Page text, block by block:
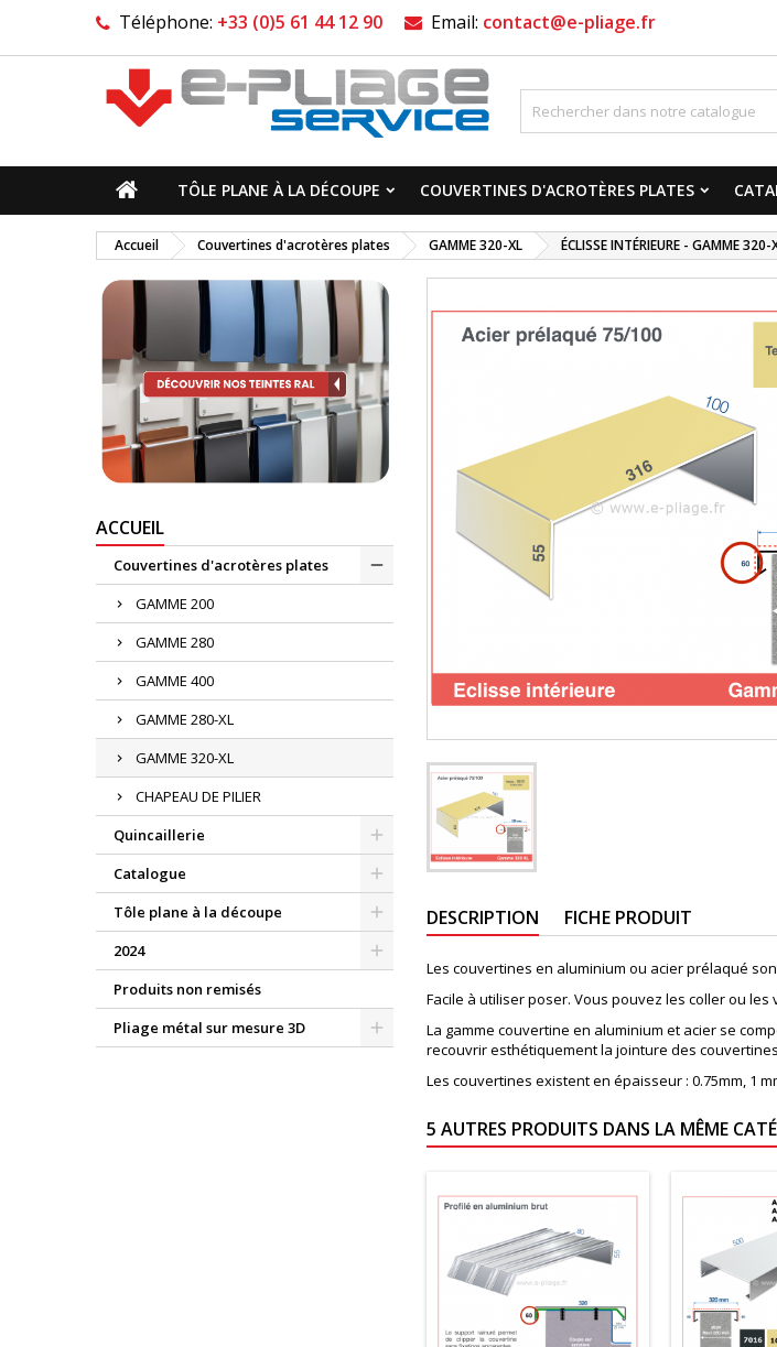
Téléphone: +33 (0)5 61 44 12 90 Email: contact@e-pliage.fr
TÔLE PLANE À LA DÉCOUPE COUVERTINES D'ACROTÈRES PLATES
Accueil Couvertines d'acrotères plates GAMME 320-XL ÉCLISSE INTÉRIEURE - GAMME 320-
ACCUEIL
Couvertines d'acrotères plates
GAMME 200
GAMME 280
GAMME 400
GAMME 280-XL
GAMME 320-XL
CHAPEAU DE PILIER
Quincaillerie
Catalogue
Tôle plane à la découpe
2024
Produits non remisés
Pliage métal sur mesure 3D
DESCRIPTION FICHE PRODUIT
Les couvertines en aluminium ou acier prélaqué
Facile à utiliser poser. Vous pouvez les coller ou les
La gamme couvertine en aluminium et acier se
recouvrir esthétiquement la jointure des
Les couvertines existent en épaisseur : 0.75mm, 1
5 AUTRES PRODUITS DANS LA MÊME